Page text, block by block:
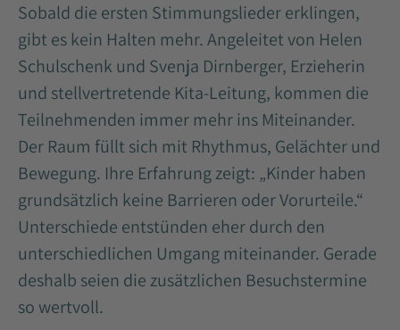
Sobald die ersten Stimmungslieder erklingen,
gibt es kein Halten mehr. Angeleitet von Helen
Schulschenk und Svenja Dirnberger, Erzieherin
und stellvertretende Kita-Leitung, kommen die
Teilnehmenden immer mehr ins Miteinander.
Der Raum füllt sich mit Rhythmus, Gelächter und
Bewegung. Ihre Erfahrung zeigt: „Kinder haben
grundsätzlich keine Barrieren oder Vorurteile.“
Unterschiede entstünden eher durch den
unterschiedlichen Umgang miteinander. Gerade
deshalb seien die zusätzlichen Besuchstermine
so wertvoll.